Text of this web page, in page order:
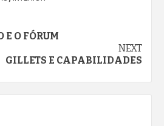
E O FÓRUM
NEXT
GILLETS E CAPABILIDADES